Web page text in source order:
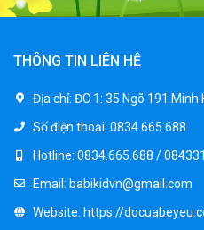
900.000 ₫
Xe ô tô
3.250.000 ₫
Xe ô tô điện
2.400.000 ₫
THÔNG TIN LIÊN HỆ
Địa chỉ: ĐC 1: 35 Ngõ 191 Minh
Số điện thoại: 0834.665.688
Hotline: 0834.665.688 /
Email: babikidvn@gmail.com
Website: https://